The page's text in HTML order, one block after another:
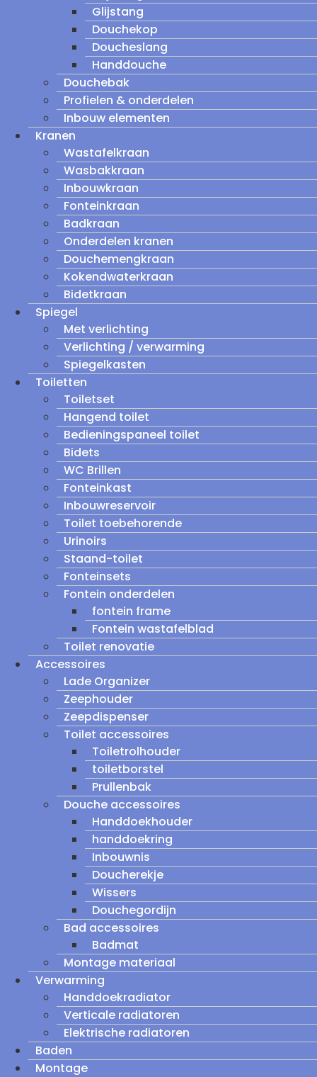
Glijstang
Douchekop
Doucheslang
Handdouche
Douchebak
Profielen & onderdelen
Inbouw elementen
Kranen
Wastafelkraan
Wasbakkraan
Inbouwkraan
Fonteinkraan
Badkraan
Onderdelen kranen
Douchemengkraan
Kokendwaterkraan
Bidetkraan
Spiegel
Met verlichting
Verlichting / verwarming
Spiegelkasten
Toiletten
Toiletset
Hangend toilet
Bedieningspaneel toilet
Bidets
WC Brillen
Fonteinkast
Inbouwreservoir
Toilet toebehorende
Urinoirs
Staand-toilet
Fonteinsets
Fontein onderdelen
fontein frame
Fontein wastafelblad
Toilet renovatie
Accessoires
Lade Organizer
Zeephouder
Zeepdispenser
Toilet accessoires
Toiletrolhouder
toiletborstel
Prullenbak
Douche accessoires
Handdoekhouder
handdoekring
Inbouwnis
Doucherekje
Wissers
Douchegordijn
Bad accessoires
Badmat
Montage materiaal
Verwarming
Handdoekradiator
Verticale radiatoren
Elektrische radiatoren
Baden
Montage